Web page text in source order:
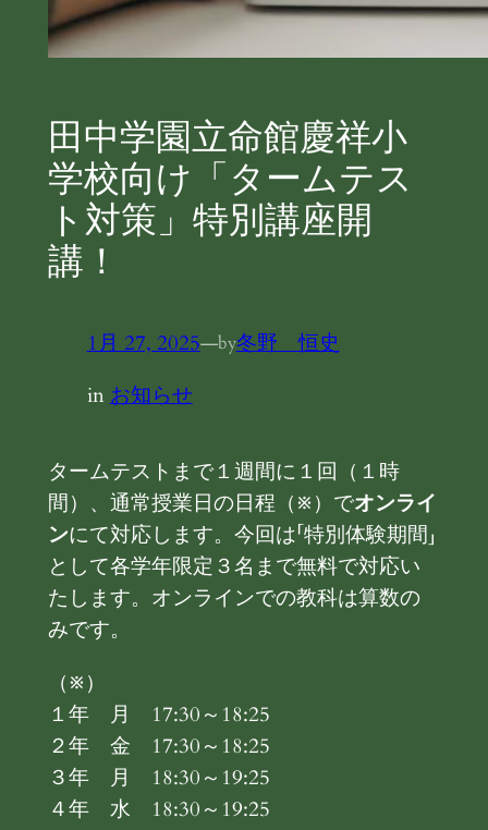
田中学園立命館慶祥小
学校向け「タームテス
ト対策」特別講座開
講！
1月 27, 2025—by冬野 恒史
in お知らせ
タームテストまで１週間に１回（１時
間）、通常授業日の日程（※）でオンライ
ンにて対応します。今回は「特別体験期間」
として各学年限定３名まで無料で対応い
たします。オンラインでの教科は算数の
みです。
（※）
１年 月 17:30～18:25
２年 金 17:30～18:25
３年 月 18:30～19:25
４年 水 18:30～19:25